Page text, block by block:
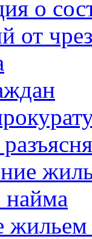
о
от
найма